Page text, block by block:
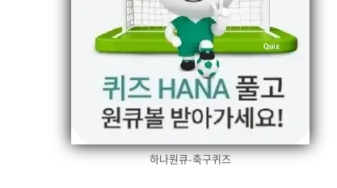
하나원큐-축구퀴즈